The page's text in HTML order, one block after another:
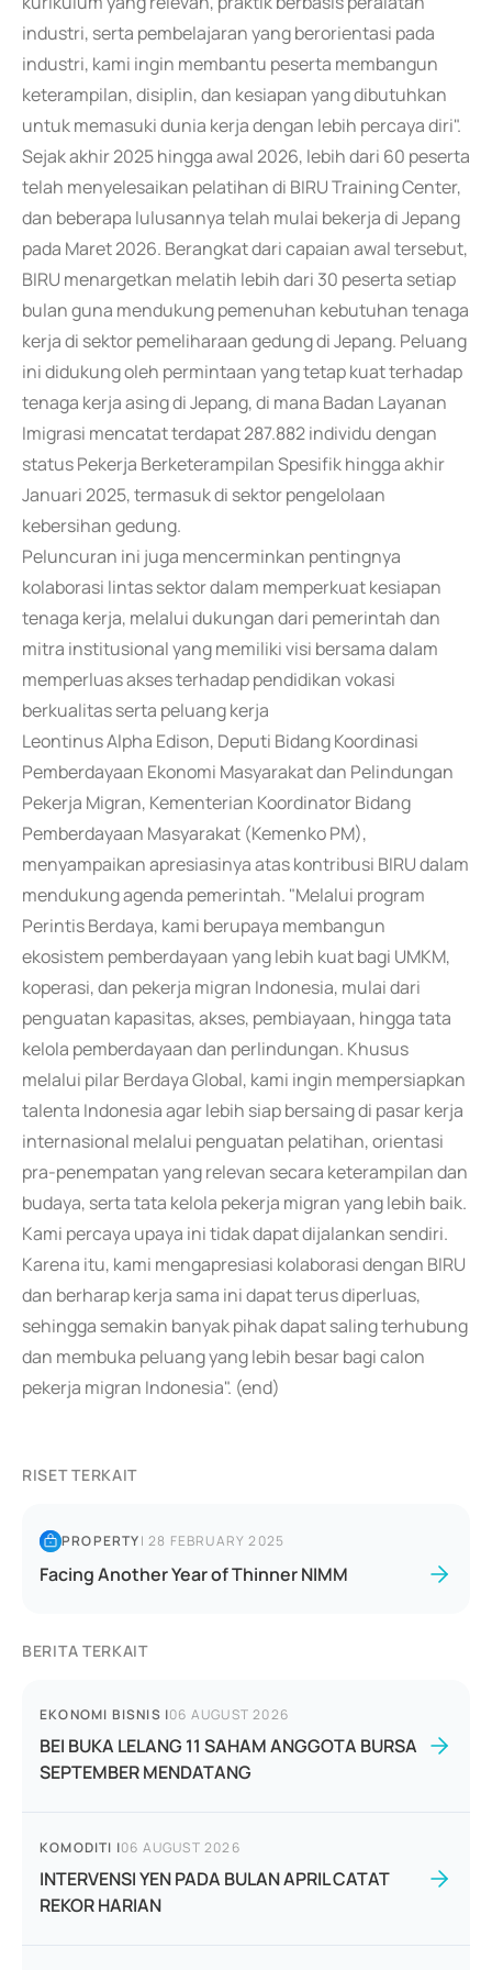
industri, serta pembelajaran yang berorientasi pada
industri, kami ingin membantu peserta membangun
keterampilan, disiplin, dan kesiapan yang dibutuhkan
untuk memasuki dunia kerja dengan lebih percaya diri".
Sejak akhir 2025 hingga awal 2026, lebih dari 60 peserta
telah menyelesaikan pelatihan di BIRU Training Center,
dan beberapa lulusannya telah mulai bekerja di Jepang
pada Maret 2026. Berangkat dari capaian awal tersebut,
BIRU menargetkan melatih lebih dari 30 peserta setiap
bulan guna mendukung pemenuhan kebutuhan tenaga
kerja di sektor pemeliharaan gedung di Jepang. Peluang
ini didukung oleh permintaan yang tetap kuat terhadap
tenaga kerja asing di Jepang, di mana Badan Layanan
Imigrasi mencatat terdapat 287.882 individu dengan
status Pekerja Berketerampilan Spesifik hingga akhir
Januari 2025, termasuk di sektor pengelolaan
kebersihan gedung.
Peluncuran ini juga mencerminkan pentingnya
kolaborasi lintas sektor dalam memperkuat kesiapan
tenaga kerja, melalui dukungan dari pemerintah dan
mitra institusional yang memiliki visi bersama dalam
memperluas akses terhadap pendidikan vokasi
berkualitas serta peluang kerja
Leontinus Alpha Edison, Deputi Bidang Koordinasi
Pemberdayaan Ekonomi Masyarakat dan Pelindungan
Pekerja Migran, Kementerian Koordinator Bidang
Pemberdayaan Masyarakat (Kemenko PM),
menyampaikan apresiasinya atas kontribusi BIRU dalam
mendukung agenda pemerintah. "Melalui program
Perintis Berdaya, kami berupaya membangun
ekosistem pemberdayaan yang lebih kuat bagi UMKM,
koperasi, dan pekerja migran Indonesia, mulai dari
penguatan kapasitas, akses, pembiayaan, hingga tata
kelola pemberdayaan dan perlindungan. Khusus
melalui pilar Berdaya Global, kami ingin mempersiapkan
talenta Indonesia agar lebih siap bersaing di pasar kerja
internasional melalui penguatan pelatihan, orientasi
pra-penempatan yang relevan secara keterampilan dan
budaya, serta tata kelola pekerja migran yang lebih baik.
Kami percaya upaya ini tidak dapat dijalankan sendiri.
Karena itu, kami mengapresiasi kolaborasi dengan BIRU
dan berharap kerja sama ini dapat terus diperluas,
sehingga semakin banyak pihak dapat saling terhubung
dan membuka peluang yang lebih besar bagi calon
pekerja migran Indonesia". (end)
RISET TERKAIT
PROPERTY|28 FEBRUARY 2025
Facing Another Year of Thinner NIMM
BERITA TERKAIT
EKONOMI BISNIS |06 AUGUST 2026
BEI BUKA LELANG 11 SAHAM ANGGOTA BURSA
SEPTEMBER MENDATANG
KOMODITI |06 AUGUST 2026
INTERVENSI YEN PADA BULAN APRIL CATAT
REKOR HARIAN